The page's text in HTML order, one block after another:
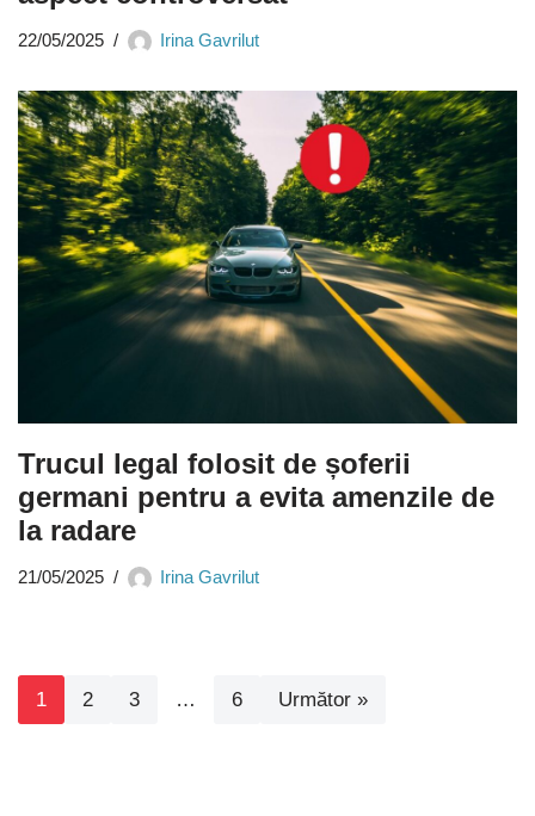
22/05/2025 Irina Gavrilut
Trucul legal folosit de șoferii
germani pentru a evita amenzile de
la radare
21/05/2025 Irina Gavrilut
1 2 3 … 6 Următor »